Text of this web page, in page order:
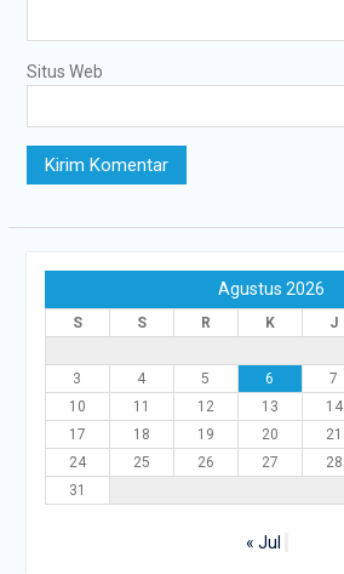
Situs Web
Agustus 2026
S S R K J
3
4 5 6 7
10
11 12 13 14
17
18 19 20 21
24
25 26 27 28
31
« Jul